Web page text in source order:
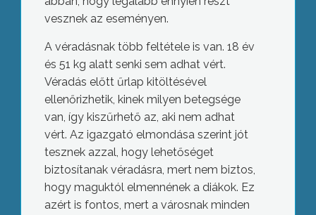
vesznek az eseményen.
A véradásnak több feltétele is van. 18 év
és 51 kg alatt senki sem adhat vért.
Véradás előtt űrlap kitöltésével
ellenőrizhetik, kinek milyen betegsége
van, így kiszűrhető az, aki nem adhat
vért. Az igazgató elmondása szerint jót
tesznek azzal, hogy lehetőséget
biztosítanak véradásra, mert nem biztos,
hogy maguktól elmennének a diákok. Ez
azért is fontos, mert a városnak minden